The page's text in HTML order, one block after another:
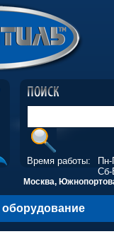
Время работы:
Сб-
Москва,
оборудование